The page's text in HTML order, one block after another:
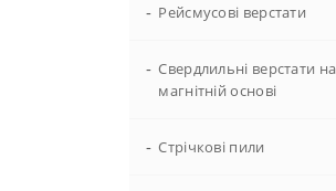
- Рейсмусові верстати
- Свердлильні верстати на
магнітній основі
- Стрічкові пили